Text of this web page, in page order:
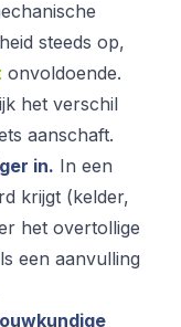
steeds op,
onvoldoende.
het verschil
aanschaft.
in. In een
krijgt (kelder,
het overtollige
een aanvulling